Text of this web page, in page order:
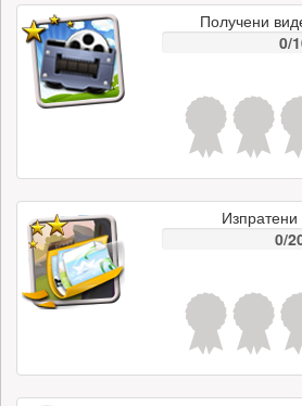
Получени
0/
Изпратени
0/